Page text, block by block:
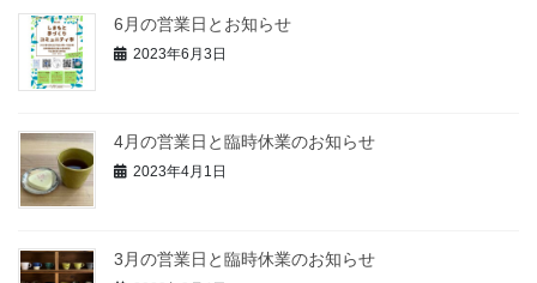
6月の営業日とお知らせ
2023年6月3日
4月の営業日と臨時休業のお知らせ
2023年4月1日
3月の営業日と臨時休業のお知らせ